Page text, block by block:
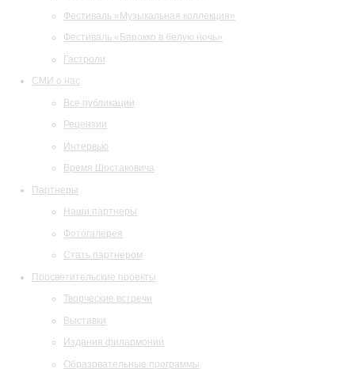
Фестиваль «Музыкальная коллекция»
Фестиваль «Барокко в белую ночь»
Гастроли
СМИ о нас
Все публикации
Рецензии
Интервью
Время Шостаковича
Партнеры
Наши партнеры
Фотогалерея
Стать партнером
Просветительские проекты
Творческие встречи
Выставки
Издания филармонии
Образовательные программы